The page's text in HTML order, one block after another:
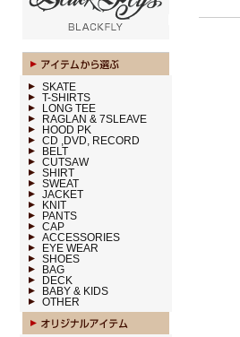
SKATE
T-SHIRTS
LONG TEE
RAGLAN & 7SLEAVE
HOOD PK
CD ,DVD, RECORD
BELT
CUTSAW
SHIRT
SWEAT
JACKET
KNIT
PANTS
CAP
ACCESSORIES
EYE WEAR
SHOES
BAG
DECK
BABY & KIDS
OTHER